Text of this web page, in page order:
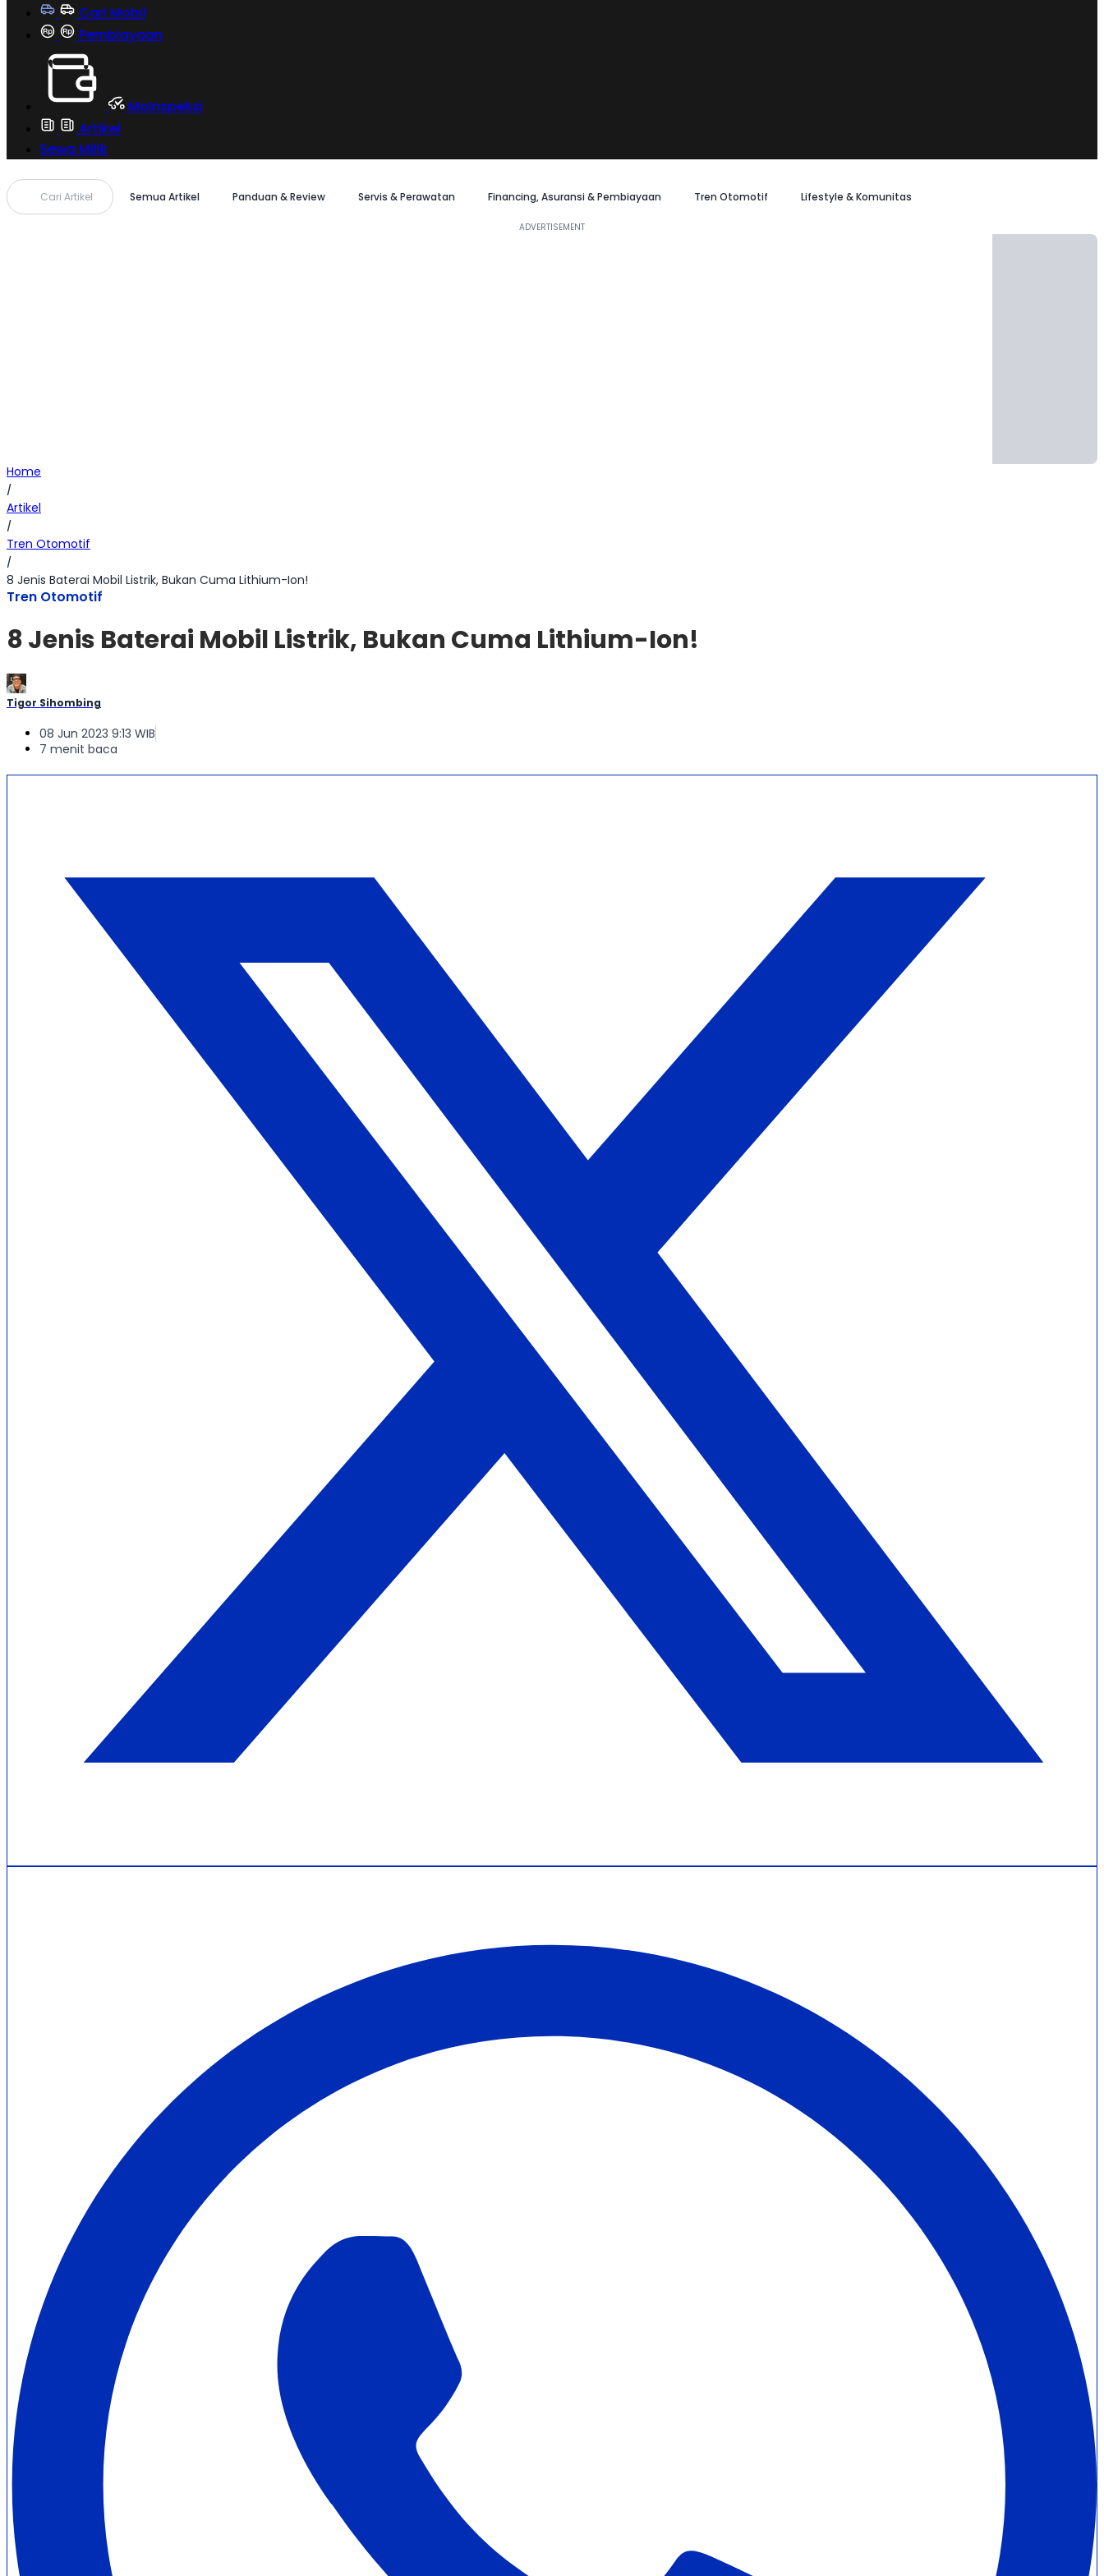
Cari Mobil
Pembiayaan
MoInspeksi
Artikel
Sewa Milik
Cari Artikel Semua Artikel Panduan & Review Servis & Perawatan Financing, Asuransi & Pembiayaan Tren Otomotif Lifestyle & Komunitas
Home
/
Artikel
/
Tren Otomotif
/
8 Jenis Baterai Mobil Listrik, Bukan Cuma Lithium-Ion!
Tren Otomotif
8 Jenis Baterai Mobil Listrik, Bukan Cuma Lithium-Ion!
Tigor Sihombing
08 Jun 2023 9:13 WIB
7 menit baca